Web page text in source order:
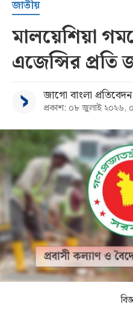
সর্বশেষ
বিভাগ
আর্কাইভ
কনভার্টার
জাতীয়
মালয়েশিয়া
এজেন্সির প্রতি
জাগো বাংলা প্রতিবেদন
প্রকাশ: ০৮ জুলাই ২০২৬,